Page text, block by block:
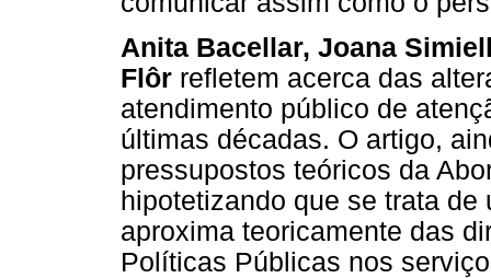
Anita Bacellar, Joana
Flôr refletem acerca das
atendimento público de
últimas décadas. O artigo,
pressupostos teóricos da
hipotetizando que se trata
aproxima teoricamente das
Políticas Públicas nos